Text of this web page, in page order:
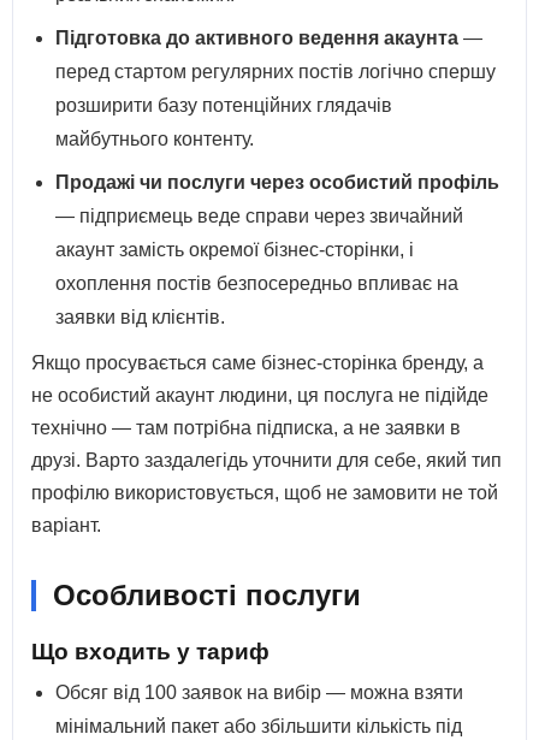
Підготовка до активного ведення акаунта —
перед стартом регулярних постів логічно спершу
розширити базу потенційних глядачів
майбутнього контенту.
Продажі чи послуги через особистий профіль
— підприємець веде справи через звичайний
акаунт замість окремої бізнес-сторінки, і
охоплення постів безпосередньо впливає на
заявки від клієнтів.
Якщо просувається саме бізнес-сторінка бренду, а
не особистий акаунт людини, ця послуга не підійде
технічно — там потрібна підписка, а не заявки в
друзі. Варто заздалегідь уточнити для себе, який тип
профілю використовується, щоб не замовити не той
варіант.
Особливості послуги
Що входить у тариф
Обсяг від 100 заявок на вибір — можна взяти
мінімальний пакет або збільшити кількість під